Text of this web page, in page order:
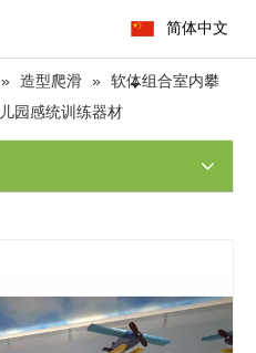
简体中文
» 造型爬滑 » 软体组合室内攀
园感统训练器材